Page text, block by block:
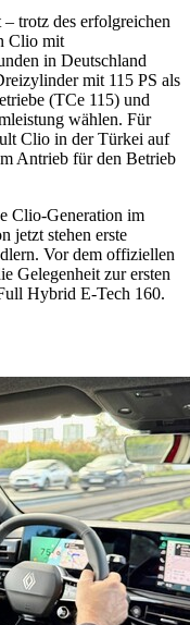
trotz des erfolgreichen
Clio mit
in Deutschland
mit 115 PS als
(TCe 115) und
wählen. Für
Clio in der Türkei auf
Antrieb für den Betrieb
Clio-Generation im
jetzt stehen erste
Vor dem offiziellen
Gelegenheit zur ersten
Hybrid E-Tech 160.